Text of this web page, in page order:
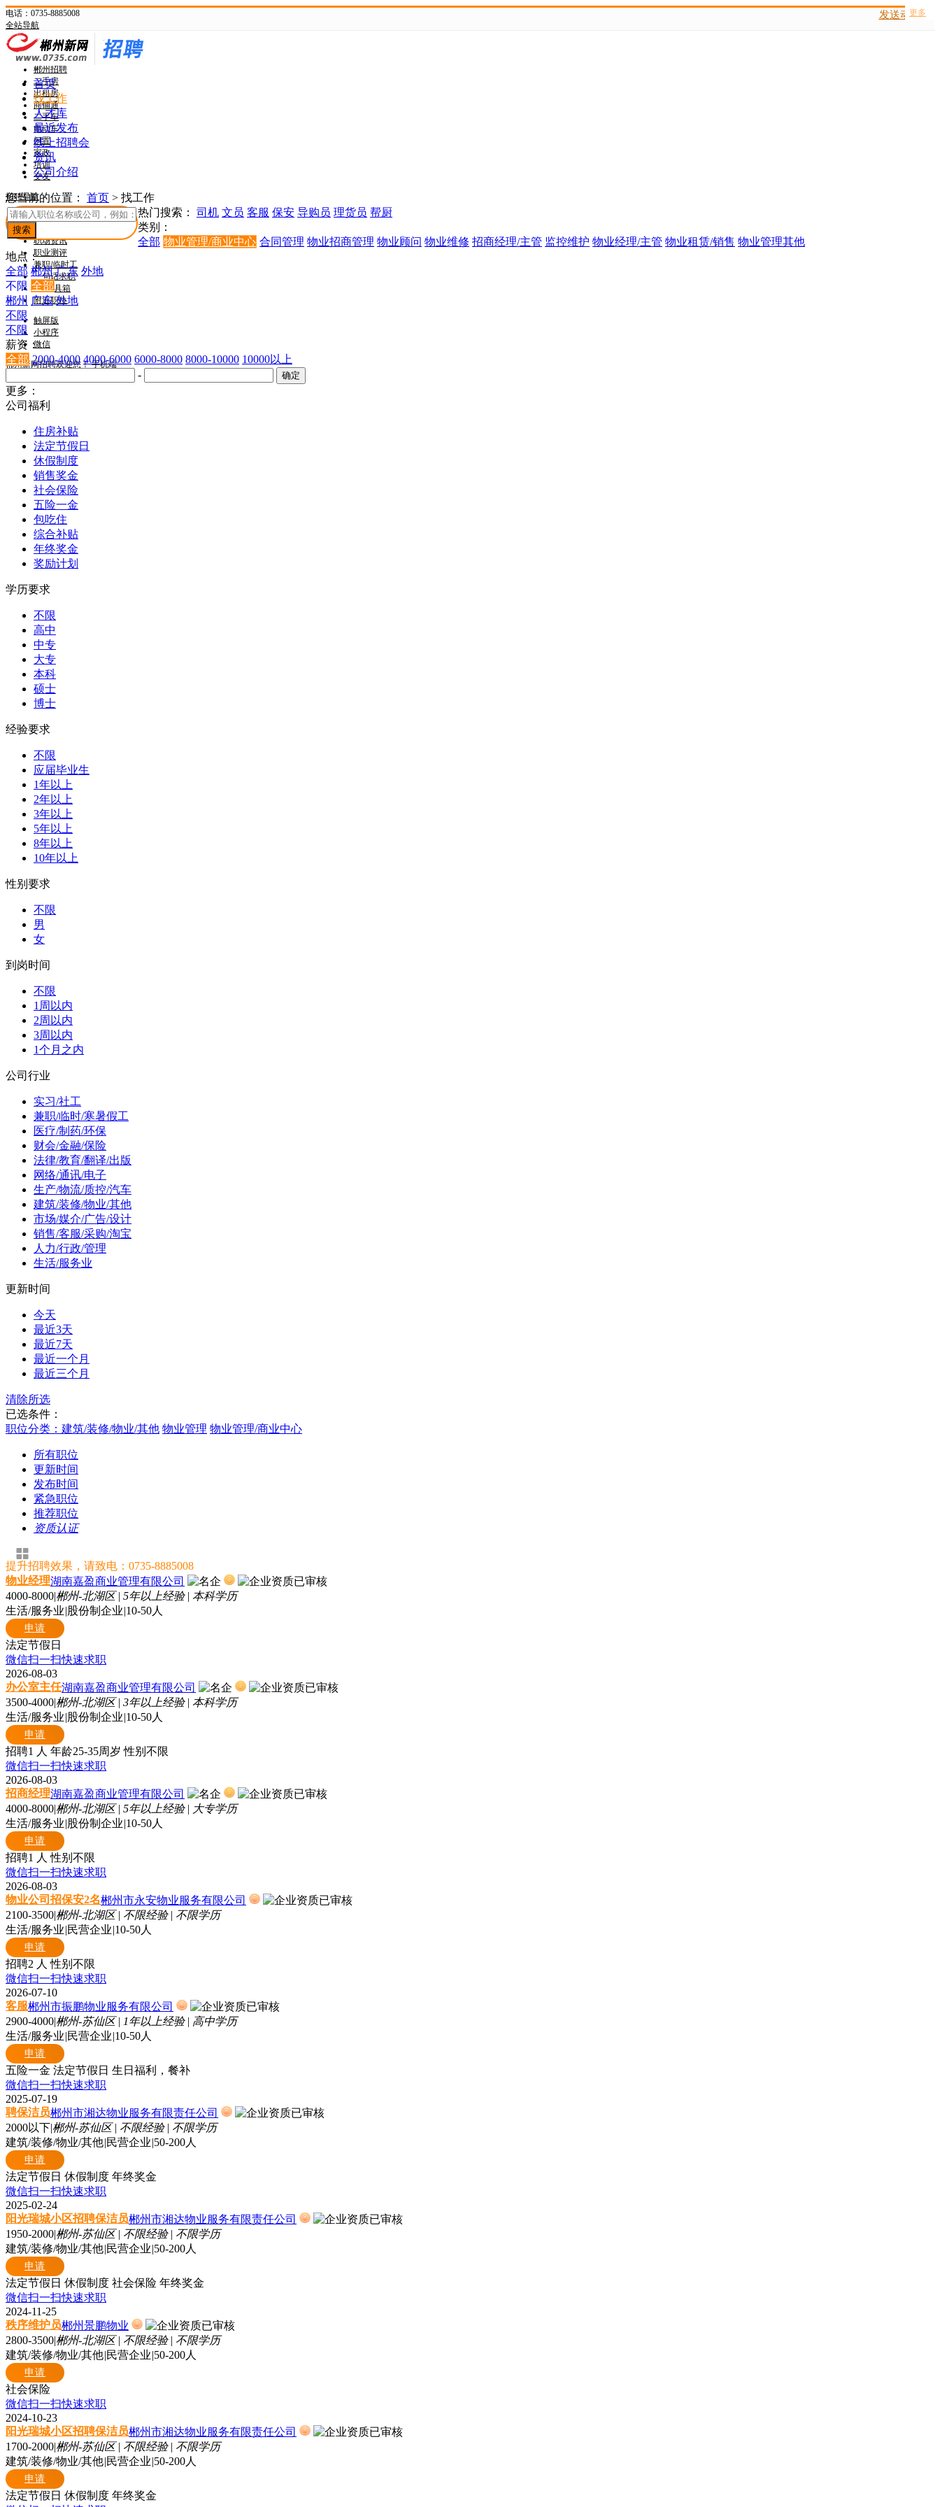
电话：0735-8885008
全站导航
新网首页
郴州头条
郴州招聘
二手房
出租房
商铺通
二手车
电动车
闲置
家政
培训
交友
招聘导航
找工作
职场资讯
职业测评
兼职/临时工
一句话求职
HR工具箱
附近职位
触屏版
小程序
微信
郴州新网招聘欢迎您！ 手机端
首页
找工作
人才库
最近发布
线上招聘会
资讯
公司介绍
您当前的位置： 首页 > 找工作
热门搜索： 司机 文员 客服 保安 导购员 理货员 帮厨
类别：
全部 物业管理/商业中心 合同管理 物业招商管理 物业顾问 物业维修 招商经理/主管 监控维护 物业经理/主管 物业租赁/销售 物业管理其他
地点：
全部 郴州 广东 外地
不限 全部
郴州 广东 外地
更多
不限
不限
薪资：
全部 2000-4000 4000-6000 6000-8000 8000-10000 10000以上
-
更多：
公司福利
住房补贴
法定节假日
休假制度
销售奖金
社会保险
五险一金
包吃住
综合补贴
年终奖金
奖励计划
学历要求
不限
高中
中专
大专
本科
硕士
博士
经验要求
不限
应届毕业生
1年以上
2年以上
3年以上
5年以上
8年以上
10年以上
性别要求
不限
男
女
到岗时间
不限
1周以内
2周以内
3周以内
1个月之内
公司行业
实习/社工
兼职/临时/寒暑假工
医疗/制药/环保
财会/金融/保险
法律/教育/翻译/出版
网络/通讯/电子
生产/物流/质控/汽车
建筑/装修/物业/其他
市场/媒介/广告/设计
销售/客服/采购/淘宝
人力/行政/管理
生活/服务业
更新时间
今天
最近3天
最近7天
最近一个月
最近三个月
清除所选
已选条件：
职位分类：建筑/装修/物业/其他 物业管理 物业管理/商业中心
所有职位
更新时间
发布时间
紧急职位
推荐职位
资质认证
提升招聘效果，请致电：0735-8885008
物业经理湖南嘉盈商业管理有限公司
4000-8000|郴州-北湖区 | 5年以上经验 | 本科学历
生活/服务业|股份制企业|10-50人
申请
法定节假日
微信扫一扫快速求职
2026-08-03
办公室主任湖南嘉盈商业管理有限公司
3500-4000|郴州-北湖区 | 3年以上经验 | 本科学历
生活/服务业|股份制企业|10-50人
申请
招聘1 人 年龄25-35周岁 性别不限
微信扫一扫快速求职
2026-08-03
招商经理湖南嘉盈商业管理有限公司
4000-8000|郴州-北湖区 | 5年以上经验 | 大专学历
生活/服务业|股份制企业|10-50人
申请
招聘1 人 性别不限
微信扫一扫快速求职
2026-08-03
物业公司招保安2名郴州市永安物业服务有限公司
2100-3500|郴州-北湖区 | 不限经验 | 不限学历
生活/服务业|民营企业|10-50人
申请
招聘2 人 性别不限
微信扫一扫快速求职
2026-07-10
客服郴州市振鹏物业服务有限公司
2900-4000|郴州-苏仙区 | 1年以上经验 | 高中学历
生活/服务业|民营企业|10-50人
申请
五险一金 法定节假日 生日福利，餐补
微信扫一扫快速求职
2025-07-19
聘保洁员郴州市湘达物业服务有限责任公司
2000以下|郴州-苏仙区 | 不限经验 | 不限学历
建筑/装修/物业/其他|民营企业|50-200人
申请
法定节假日 休假制度 年终奖金
微信扫一扫快速求职
2025-02-24
阳光瑞城小区招聘保洁员郴州市湘达物业服务有限责任公司
1950-2000|郴州-苏仙区 | 不限经验 | 不限学历
建筑/装修/物业/其他|民营企业|50-200人
申请
法定节假日 休假制度 社会保险 年终奖金
微信扫一扫快速求职
2024-11-25
秩序维护员郴州景鹏物业
2800-3500|郴州-北湖区 | 不限经验 | 不限学历
建筑/装修/物业/其他|民营企业|50-200人
申请
社会保险
微信扫一扫快速求职
2024-10-23
阳光瑞城小区招聘保洁员郴州市湘达物业服务有限责任公司
1700-2000|郴州-苏仙区 | 不限经验 | 不限学历
建筑/装修/物业/其他|民营企业|50-200人
申请
法定节假日 休假制度 年终奖金
发送动态码